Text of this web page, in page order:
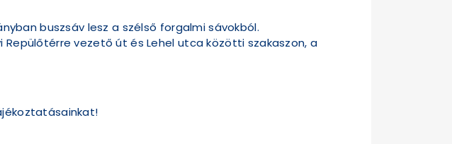
buszsáv lesz a szélső forgalmi sávokból.
Repülőtérre vezető út és Lehel utca közötti szakaszon, a